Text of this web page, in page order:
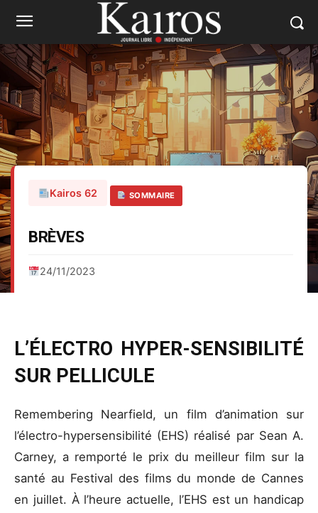
Kairos 62 SOMMAIRE
BRÈVES
24/11/2023
L’ÉLECTRO HYPER-SENSIBILITÉ
SUR PELLICULE
Remembering Nearfield, un film d’animation sur
l’électro-hypersensibilité (EHS) réalisé par Sean A.
Carney, a remporté le prix du meilleur film sur la
santé au Festival des films du monde de Cannes
en juillet. À l’heure actuelle, l’EHS est un handicap